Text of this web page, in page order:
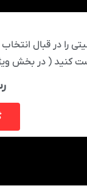
در قبال
کنید ( در بخش